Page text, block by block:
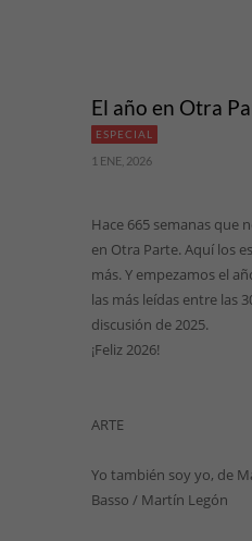
El año en Otra
ESPECIAL
1 ENE, 2026
Hace 665 semanas que
en Otra Parte. Aquí los
más. Y empezamos el
las más leídas entre las
discusión de 2025.
¡Feliz 2026!
ARTE
Yo también soy yo, de
Basso / Martín Legón